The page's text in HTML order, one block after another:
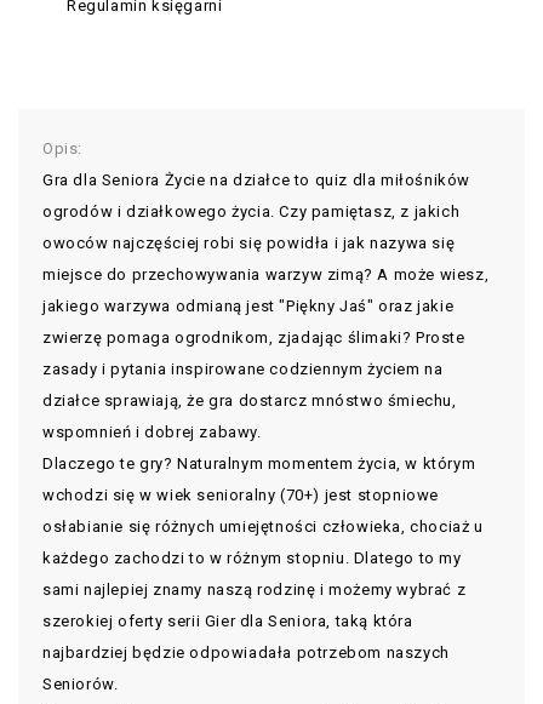
Regulamin księgarni
Opis:
Gra dla Seniora Życie na działce to quiz dla miłośników
ogrodów i działkowego życia. Czy pamiętasz, z jakich
owoców najczęściej robi się powidła i jak nazywa się
miejsce do przechowywania warzyw zimą? A może wiesz,
jakiego warzywa odmianą jest "Piękny Jaś" oraz jakie
zwierzę pomaga ogrodnikom, zjadając ślimaki? Proste
zasady i pytania inspirowane codziennym życiem na
działce sprawiają, że gra dostarcz mnóstwo śmiechu,
wspomnień i dobrej zabawy.
Dlaczego te gry? Naturalnym momentem życia, w którym
wchodzi się w wiek senioralny (70+) jest stopniowe
osłabianie się różnych umiejętności człowieka, chociaż u
każdego zachodzi to w różnym stopniu. Dlatego to my
sami najlepiej znamy naszą rodzinę i możemy wybrać z
szerokiej oferty serii Gier dla Seniora, taką która
najbardziej będzie odpowiadała potrzebom naszych
Seniorów.